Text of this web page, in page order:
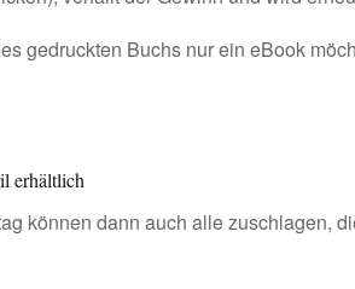
gedruckten Buchs nur ein eBook
erhältlich
können dann auch alle zuschlagen,